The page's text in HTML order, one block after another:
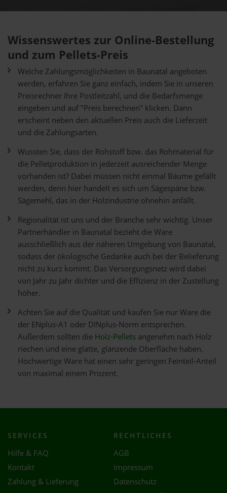
Wissenswertes zur Online-Bestellung
und zum Pellets-Preis
Welche Zahlungsmöglichkeiten in Baunatal angeboten
werden, erfahren Sie ganz einfach, indem Sie in unseren
Preisrechner Ihre Postleitzahl, und die Bedarfsmenge
eingeben und auf "Preis berechnen" klicken. Dann
erscheint neben den aktuellen Preis auch die Lieferzeit
und die Zahlungsarten.
Wussten Sie, dass der Rohstoff bzw. das Rohmaterial für
die Pelletproduktion in jederzeit ausreichender Menge
vorhanden ist? Dabei müssen nicht einmal Bäume gefällt
werden, denn hier handelt es sich um Sägespäne bzw.
Sägemehl, das in der Holzindustrie ohnehin anfällt.
Regionalität ist uns und der Branche sehr wichtig. Unser
Partnerhändler in Baunatal bezieht die Ware
ausschließlich aus der näheren Umgebung von Baunatal,
sodass der ökologische Gedanke auch bei der Belieferung
nicht zu kurz kommt. Das Versorgungsnetz wird dabei
von Jahr zu Jahr dichter und die Effizienz in der Zustellung
höher.
Achten Sie auf die Qualität und kaufen Sie nur Ware die
der ENplus-A1 oder DINplus-Norm entsprechen.
Außerdem sollten die Holz-Pellets angenehm nach Holz
riechen und eine glatte, glänzende Oberfläche haben.
Hochwertige Ware hat einen sehr geringen Feinteil-Anteil
von maximal einem Prozent.
SERVICES
Hilfe & FAQ
Kontakt
Zahlung & Lieferung
RECHTLICHES
AGB
Impressum
Datenschutz